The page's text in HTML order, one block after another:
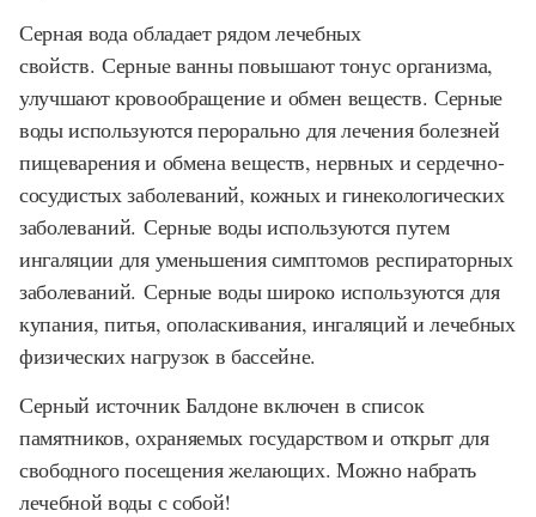
Серная вода обладает рядом лечебных
свойств. Серные ванны повышают тонус организма,
улучшают кровообращение и обмен веществ. Серные
воды используются перорально для лечения болезней
пищеварения и обмена веществ, нервных и сердечно-
сосудистых заболеваний, кожных и гинекологических
заболеваний. Серные воды используются путем
ингаляции для уменьшения симптомов респираторных
заболеваний. Серные воды широко используются для
купания, питья, ополаскивания, ингаляций и лечебных
физических нагрузок в бассейне.
Серный источник Балдоне включен в список
памятников, охраняемых государством и открыт для
свободного посещения желающих. Можно набрать
лечебной воды с собой!